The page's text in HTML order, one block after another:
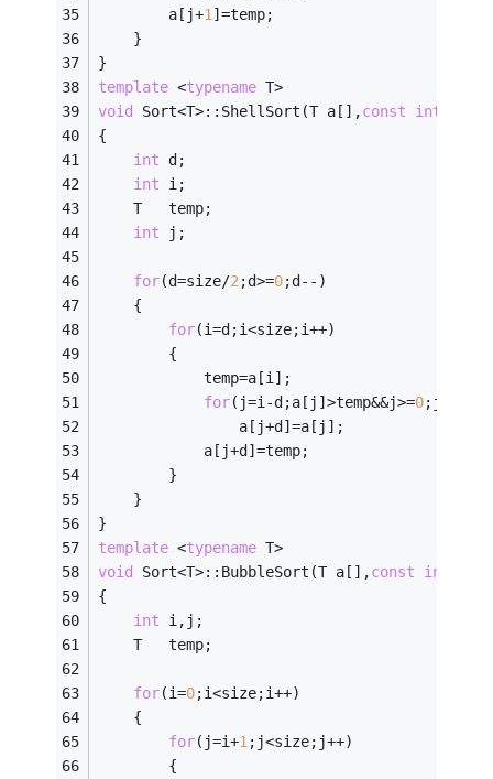
		a[j+
1
	}
}
template <typename T>
void Sort<T>::ShellSort(T a[],const int
{
int
int i;
	T   temp;
int j;
for(d=size/2 ;d>=0
	{
for
		{
			temp=a[i];
for(j=i-d;a[j]>temp&&j>=0;j=j-d)
				a[j+d]=a[j];
		}
	}
}
template <typename T>
void Sort<T>::BubbleSort(T a[],const int
{
int
	T   temp;
for(i=0
	{
for(j=i+1 ;j<size;j++)
		{